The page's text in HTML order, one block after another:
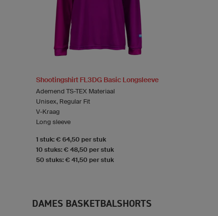
Shootingshirt FL3DG Basic Longsleeve
Ademend TS-TEX Materiaal
Unisex, Regular Fit
V-Kraag
Long sleeve
1 stuk: € 64,50 per stuk
10 stuks: € 48,50 per stuk
50 stuks: € 41,50 per stuk
DAMES BASKETBALSHORTS